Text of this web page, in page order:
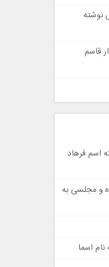
نوشته
قاسم
اسم فرهاد
و مجلسی به
اسما